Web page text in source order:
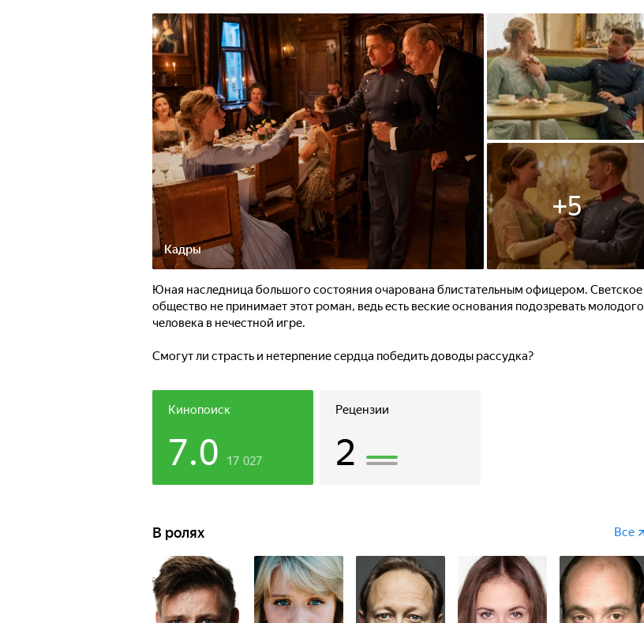
Кадры
+5
Юная наследница большого состояния очарована блистательным офицером. Светское
общество не принимает этот роман, ведь есть веские основания подозревать молодого
человека в нечестной игре.
Смогут ли страсть и нетерпение сердца победить доводы рассудка?
Кинопоиск
7.0 17 027
Рецензии
2
В ролях Все